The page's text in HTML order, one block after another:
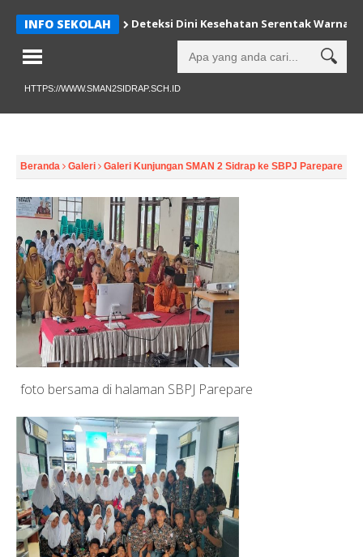
INFO SEKOLAH Deteksi Dini Kesehatan Serentak Warnai
HTTPS://WWW.SMAN2SIDRAP.SCH.ID
Beranda Galeri Galeri Kunjungan SMAN 2 Sidrap ke SBPJ Parepare
foto bersama di halaman SBPJ Parepare